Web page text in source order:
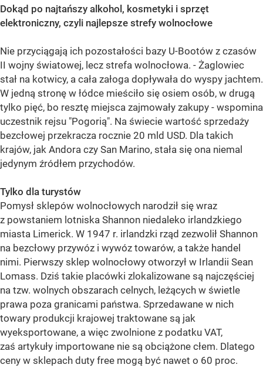
Dokąd po najtańszy alkohol, kosmetyki i sprzęt
elektroniczny, czyli najlepsze strefy wolnocłowe
Nie przyciągają ich pozostałości bazy U-Bootów z czasów
II wojny światowej, lecz strefa wolnocłowa. - Żaglowiec
stał na kotwicy, a cała załoga dopływała do wyspy jachtem.
W jedną stronę w łódce mieściło się osiem osób, w drugą
tylko pięć, bo resztę miejsca zajmowały zakupy - wspomina
uczestnik rejsu "Pogorią". Na świecie wartość sprzedaży
bezcłowej przekracza rocznie 20 mld USD. Dla takich
krajów, jak Andora czy San Marino, stała się ona niemal
jedynym źródłem przychodów.
Tylko dla turystów
Pomysł sklepów wolnocłowych narodził się wraz
z powstaniem lotniska Shannon niedaleko irlandzkiego
miasta Limerick. W 1947 r. irlandzki rząd zezwolił Shannon
na bezcłowy przywóz i wywóz towarów, a także handel
nimi. Pierwszy sklep wolnocłowy otworzył w Irlandii Sean
Lomass. Dziś takie placówki zlokalizowane są najczęściej
na tzw. wolnych obszarach celnych, leżących w świetle
prawa poza granicami państwa. Sprzedawane w nich
towary produkcji krajowej traktowane są jak
wyeksportowane, a więc zwolnione z podatku VAT,
zaś artykuły importowane nie są obciążone cłem. Dlatego
ceny w sklepach duty free mogą być nawet o 60 proc.